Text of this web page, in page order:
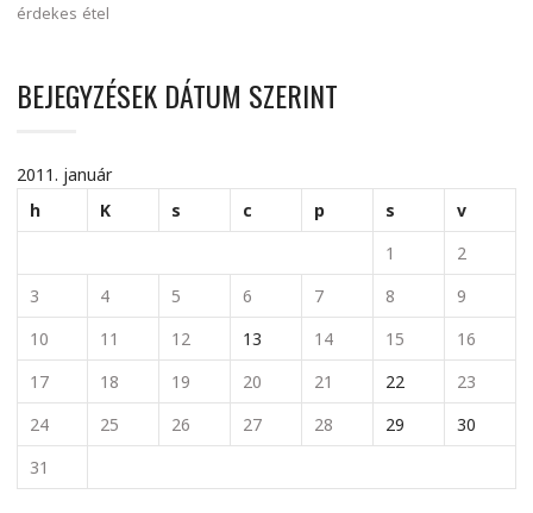
érdekes étel
BEJEGYZÉSEK DÁTUM SZERINT
2011. január
h
K s c p s
v
1
2
3
4 5 6 7 8
9
10
11 12 13 14 15
16
17
18 19 20 21 22
23
24
25 26 27 28 29
30
31